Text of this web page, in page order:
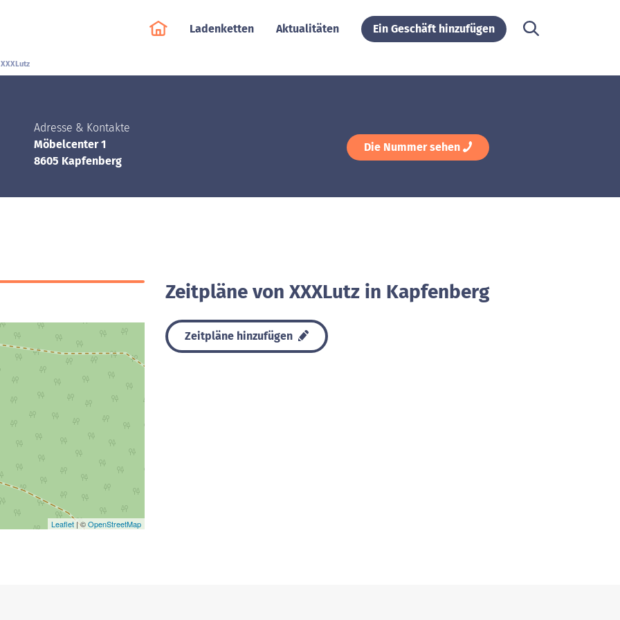
Ladenketten Aktualitäten Ein Geschäft hinzufügen
XXXLutz
Adresse & Kontakte
Möbelcenter 1
8605 Kapfenberg
Die Nummer sehen
Leaflet| ©OpenStreetMap
Zeitpläne von XXXLutz in Kapfenberg
Zeitpläne hinzufügen